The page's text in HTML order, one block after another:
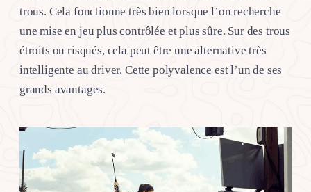
trous. Cela fonctionne très bien lorsque l’on recherche
une mise en jeu plus contrôlée et plus sûre. Sur des trous
étroits ou risqués, cela peut être une alternative très
intelligente au driver. Cette polyvalence est l’un de ses
grands avantages.